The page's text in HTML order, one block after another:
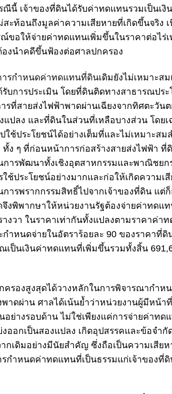
เจ้าของที่ดินได้รับค่าทดแทนรวมเป็นเงิ
ะท้อนถึงมูลค่าความเสียหายที่เกิดขึ้นจริง เ
ขอให้จ่ายค่าทดแทนเพิ่มขึ้นในราคาต่อไร่
องนำคดีขึ้นฟ้องต่อศาลปกครอง
ารกำหนดค่าทดแทนที่ดินเดิมยังไม่เหมาะส
บการประเมิน โดยที่ดินติดทางสาธารณปร
สายส่งไฟฟ้าพาดผ่านเฉียงจากทิศตะวันต
แปลง และที่ดินในส่วนที่เหลือบางส่วน โด
ใช้ประโยชน์ได้อย่างเต็มที่และไม่เหมาะส
ทั้ง ๆ ที่ก่อนหน้าการก่อสร้างสายส่งไฟฟ้า
ารพัฒนาทั้งเชิงอุตสาหกรรมและพาณิชยก
ใช้ประโยชน์อย่างมากและก่อให้เกิดความเ
ารพรากกรรมสิทธิ์ไปจากเจ้าของที่ดิน แต่
จึงพิพากษาให้หน่วยงานรัฐต้องจ่ายค่าทดแ
างวา ในราคาเท่ากันทั้งแปลงตามราคาค่
ำหนดจ่ายในอัตราร้อยละ 90 ของราคาที่ดิ
เป็นเงินค่าทดแทนที่เพิ่มขึ้นรวมทั้งสิ้น
ครองสูงสุดได้วางหลักในการพิจารณากำห
พาดผ่าน ศาลได้เน้นย้ำว่าหน่วยงานผู้มีหน้า
ย่างรอบด้าน ไม่ใช่เพียงแค่การจ่ายค่าทด
อกเป็นสองแปลง เกิดอุปสรรคและข้อจำกั
ากเดิมอย่างมีนัยสำคัญ ซึ่งถือเป็นความเสีย
กำหนดค่าทดแทนที่เป็นธรรมแก่เจ้าของที่ดิ